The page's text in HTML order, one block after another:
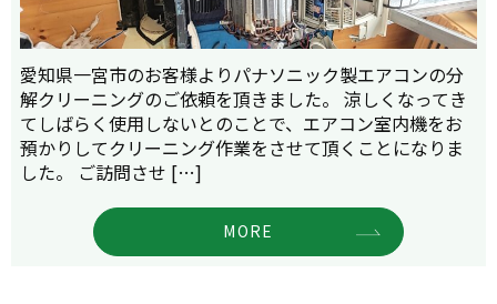
愛知県一宮市のお客様よりパナソニック製エアコンの分
解クリーニングのご依頼を頂きました。 涼しくなってき
てしばらく使用しないとのことで、エアコン室内機をお
預かりしてクリーニング作業をさせて頂くことになりま
した。 ご訪問させ […]
MORE